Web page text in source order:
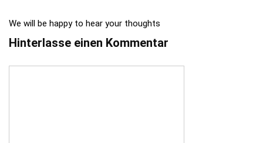
We will be happy to hear your thoughts
Hinterlasse einen Kommentar